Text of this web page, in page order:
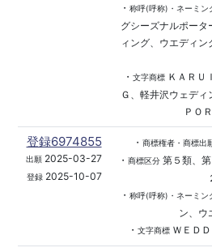
・ 称呼(呼称)・ネーミン
グシーズナルポー
ィング、ウエディ
・ 文字商標ＫＡＲＵ
Ｇ、軽井沢ウェディ
ＰＯ
登録6974855
出願 2025-03-27
登録2025-10-07
・ 商標権者・商標出
・ 商標区分第５類、第
・ 称呼(呼称)・ネーミン
ン、ウ
・ 文字商標ＷＥＤＤ